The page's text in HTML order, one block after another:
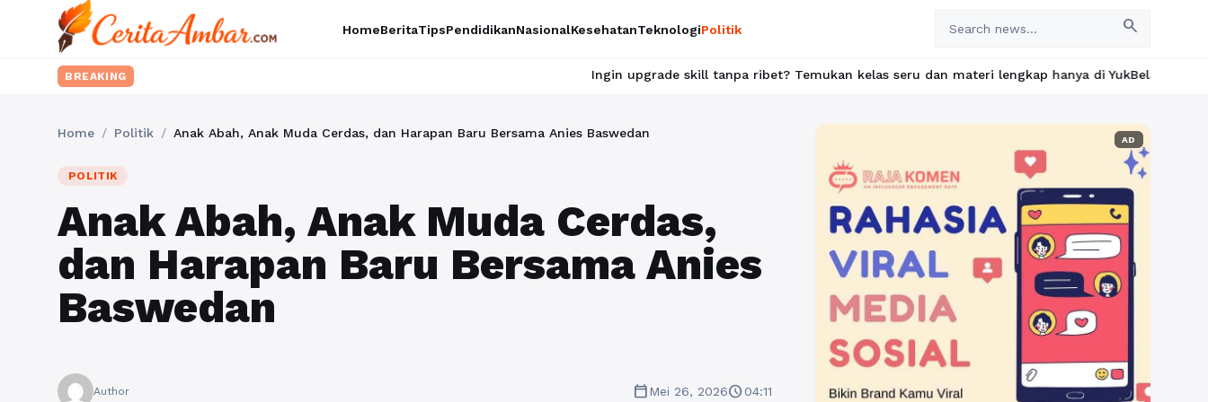
HomeBeritaTipsPendidikanNasionalKesehatanTeknologiPolitik search
BREAKING Ingin upgrade skill tanpa ribet? Temukan kelas seru dan materi lengkap hanya di YukBelajar.com. Mulai langkah
Home / Politik / Anak Abah, Anak Muda Cerdas, dan Harapan Baru Bersama Anies Baswedan
POLITIK
Anak Abah, Anak Muda Cerdas,
dan Harapan Baru Bersama Anies
Baswedan
Author calendar_todayMei 26, 2026schedule04:11
AD